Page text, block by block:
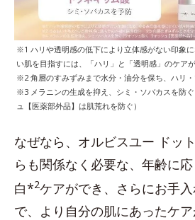
※1 ハリや透明感の低下により立体感がない印象
い肌を目指すには、「ハリ」と「透明感」のケア
※2 角層のすみずみまで水分・油分を保ち、ハリ
※3 メラニンの生成を抑え、シミ・ソバカスを防
ュ【医薬部外品】は肌荒れを防ぐ）
なぜなら、オルビスユー ドッ
らも関係なく必要な、年齢に
白*2ケアができ、さらにお手
で、より自分の肌にあったケア